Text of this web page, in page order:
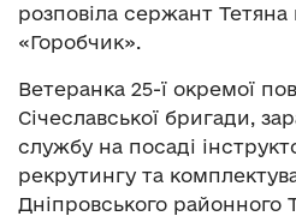
розповіла сержант
«Горобчик».
Ветеранка 25-ї окремої
Січеславської бригади,
службу на посаді
рекрутингу та
Дніпровського районного